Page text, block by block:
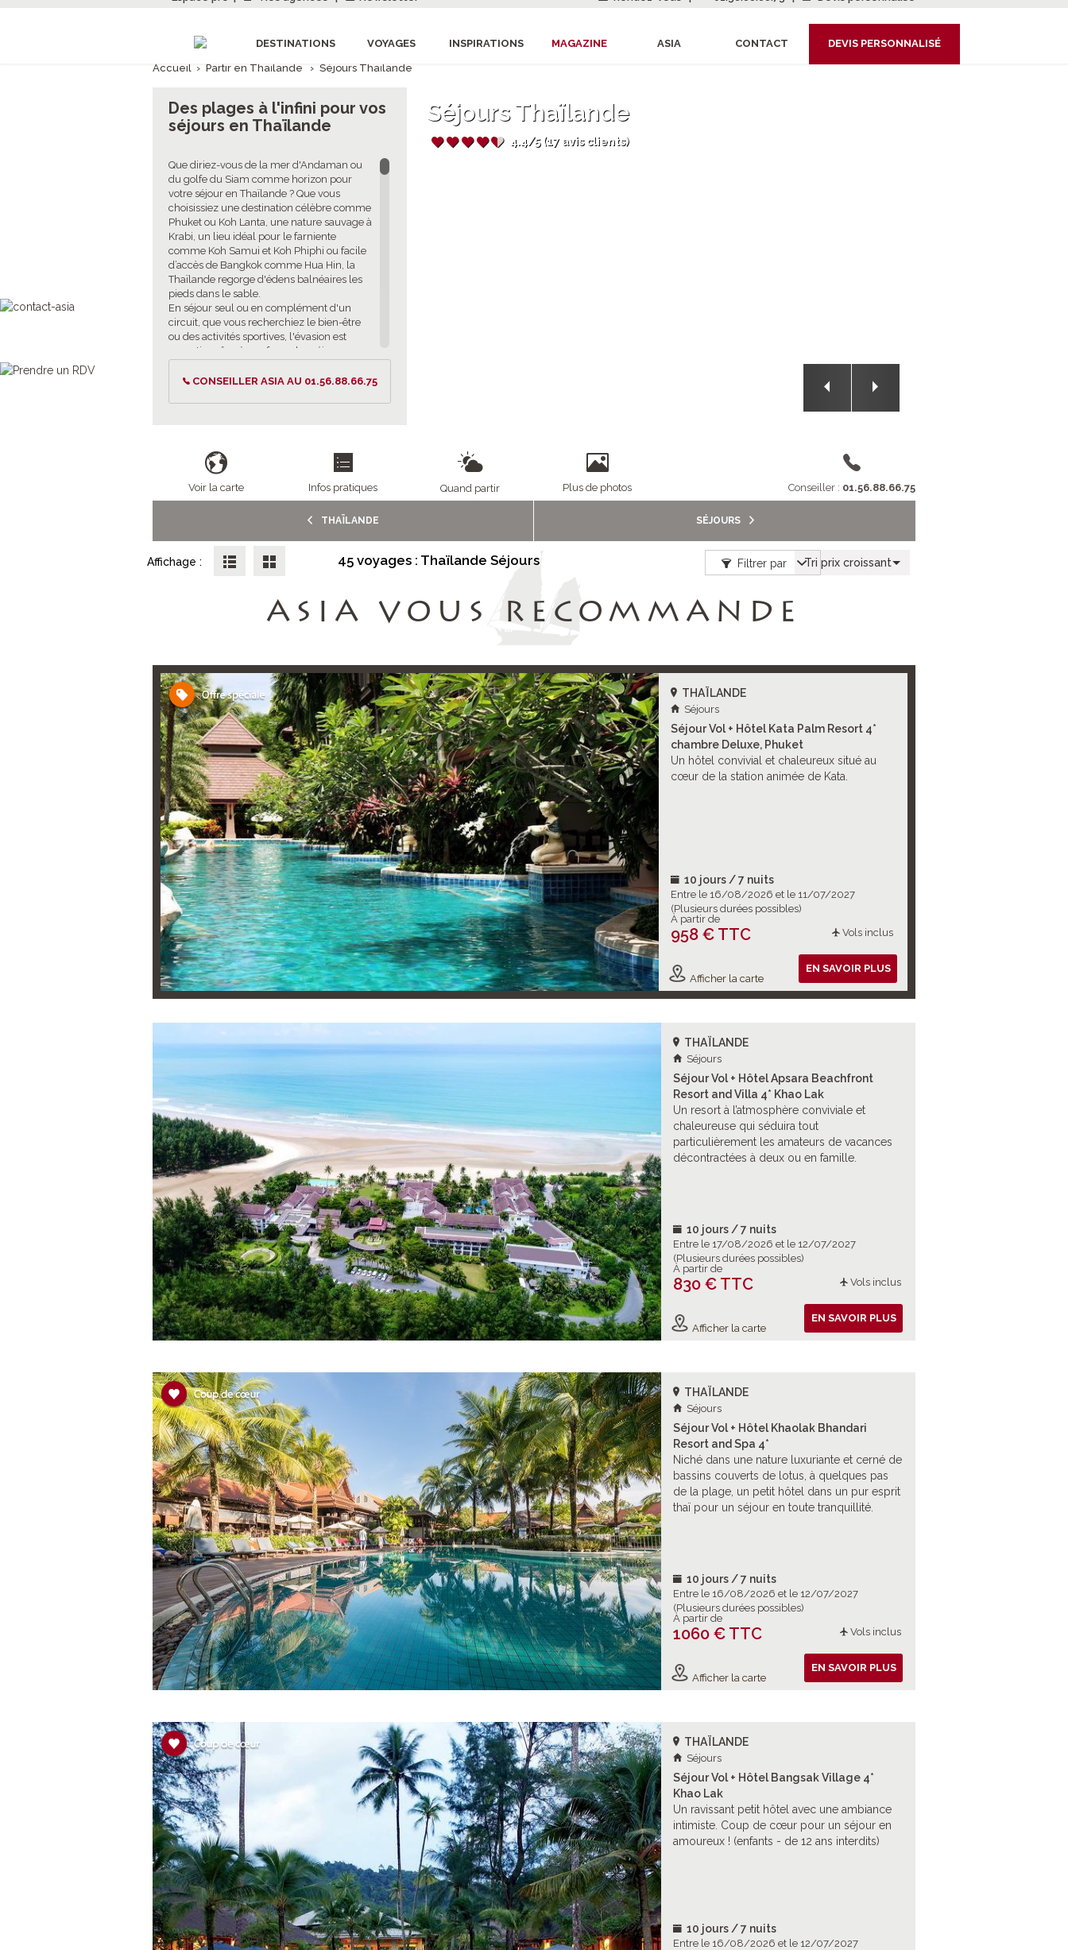
DESTINATIONS VOYAGES INSPIRATIONS MAGAZINE ASIA CONTACT DEVIS PERSONNALISÉ
Accueil › Partir en Thaïlande › Séjours Thaïlande
Séjours Thaïlande
4.4/5 (17 avis clients)
Des plages à l'infini pour vos
séjours en Thaïlande
Que diriez-vous de la mer d'Andaman ou
du golfe du Siam comme horizon pour
votre séjour en Thaïlande ? Que vous
choisissiez une destination célèbre comme
Phuket ou Koh Lanta, une nature sauvage à
Krabi, un lieu idéal pour le farniente
comme Koh Samui et Koh Phiphi ou facile
d’accès de Bangkok comme Hua Hin, la
Thaïlande regorge d'édens balnéaires les
pieds dans le sable.
En séjour seul ou en complément d'un
circuit, que vous recherchiez le bien-être
ou des activités sportives, l'évasion est
garantie grâce à nos formules séjours en
CONSEILLER ASIA AU 01.56.88.66.75
Voir la carte Infos pratiques Quand partir Plus de photos Conseiller : 01.56.88.66.75
THAÏLANDE SÉJOURS
45 voyages : Thaïlande Séjours
Affichage : Tri prix croissant
Filtrer par
ASIA VOUS RECOMMANDE
THAÏLANDE
Séjours
Séjour Vol + Hôtel Kata Palm Resort 4*
chambre Deluxe, Phuket
Un hôtel convivial et chaleureux situé au
cœur de la station animée de Kata.
10 jours / 7 nuits
Entre le 16/08/2026 et le 11/07/2027
(Plusieurs durées possibles)
À partir de
958 € TTC Vols inclus
Afficher la carte
EN SAVOIR PLUS
THAÏLANDE
Séjours
Séjour Vol + Hôtel Apsara Beachfront
Resort and Villa 4* Khao Lak
Un resort à l’atmosphère conviviale et
chaleureuse qui séduira tout
particulièrement les amateurs de vacances
décontractées à deux ou en famille.
10 jours / 7 nuits
Entre le 17/08/2026 et le 12/07/2027
(Plusieurs durées possibles)
À partir de
830 € TTC Vols inclus
Afficher la carte
EN SAVOIR PLUS
THAÏLANDE
Séjours
Séjour Vol + Hôtel Khaolak Bhandari
Resort and Spa 4*
Niché dans une nature luxuriante et cerné de
bassins couverts de lotus, à quelques pas
de la plage, un petit hôtel dans un pur esprit
thaï pour un séjour en toute tranquillité.
10 jours / 7 nuits
Entre le 16/08/2026 et le 12/07/2027
(Plusieurs durées possibles)
À partir de
1060 € TTC Vols inclus
Afficher la carte
EN SAVOIR PLUS
THAÏLANDE
Séjours
Séjour Vol + Hôtel Bangsak Village 4*
Khao Lak
Un ravissant petit hôtel avec une ambiance
intimiste. Coup de cœur pour un séjour en
amoureux ! (enfants - de 12 ans interdits)
10 jours / 7 nuits
Entre le 16/08/2026 et le 12/07/2027